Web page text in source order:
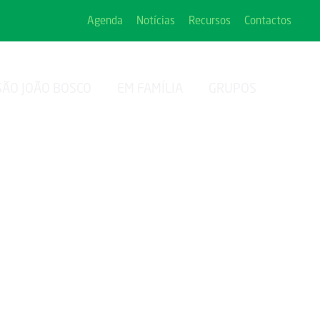
Agenda Notícias Recursos Contactos